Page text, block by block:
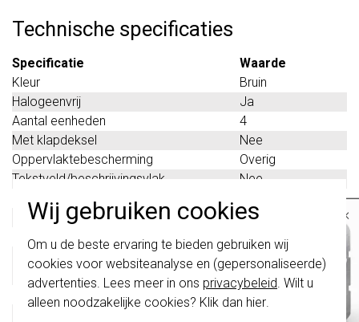
Wij gebruiken cookies
Om u de beste ervaring te bieden gebruiken wij
cookies voor websiteanalyse en (gepersonaliseerde)
advertenties. Lees meer in ons privacybeleid. Wilt u
alleen noodzakelijke cookies? Klik dan hier.
Technische specificaties
Specificatie
Waarde
Kleur
Bruin
Halogeenvrij
Ja
Aantal eenheden
4
Met klapdeksel
Nee
Oppervlaktebescherming
Overig
Tekstveld/beschrijvingsvlak
Nee
Materiaal
Kunststof
Bevestigingswijze
Klembevestiging
Montagerichting
Horizontaal en
verticaal
Beschermingsgraad (IP)
IP20
Geschikt voor vloerpot
×
schakelwippen zijn vernieuwd. Ze zijn
niette combineren met de schakelaars
van vóór augustus 2024.
Klik hiervoor meer informatie, zodat je